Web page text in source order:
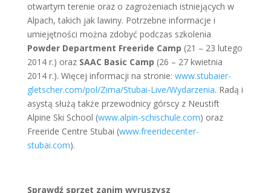
otwartym terenie oraz o zagrożeniach istniejących w
Alpach, takich jak lawiny. Potrzebne informacje i
umiejętności można zdobyć podczas szkolenia
Powder Department Freeride Camp (21 – 23 lutego
2014 r.) oraz SAAC Basic Camp (26 – 27 kwietnia
2014 r.). Więcej informacji na stronie: www.stubaier-
gletscher.com/pol/Zima/Stubai-Live/Wydarzenia. Radą i
asystą służą także przewodnicy górscy z Neustift
Alpine Ski School (www.alpin-schischule.com) oraz
Freeride Centre Stubai (www.freeridecenter-
stubai.com).
Sprawdź sprzęt zanim wyruszysz